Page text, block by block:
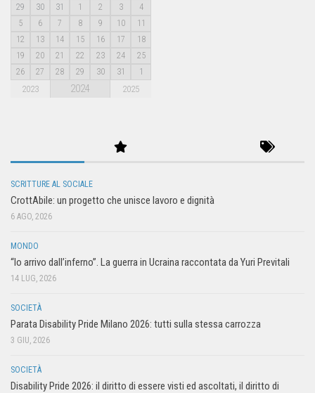
29
30 31 1 2 3
4
5
6 7 8 9 10
11
12
13 14 15 16 17
18
19
20 21 22 23 24
25
26
27 28 29 30 31 1
2023 2024 2025
SCRITTURE AL SOCIALE
CrottAbile: un progetto che unisce lavoro e dignità
6 AGO, 2026
MONDO
“Io arrivo dall’inferno”. La guerra in Ucraina raccontata da Yuri Previtali
14 LUG, 2026
SOCIETÀ
Parata Disability Pride Milano 2026: tutti sulla stessa carrozza
3 GIU, 2026
SOCIETÀ
Disability Pride 2026: il diritto di essere visti ed ascoltati, il diritto di